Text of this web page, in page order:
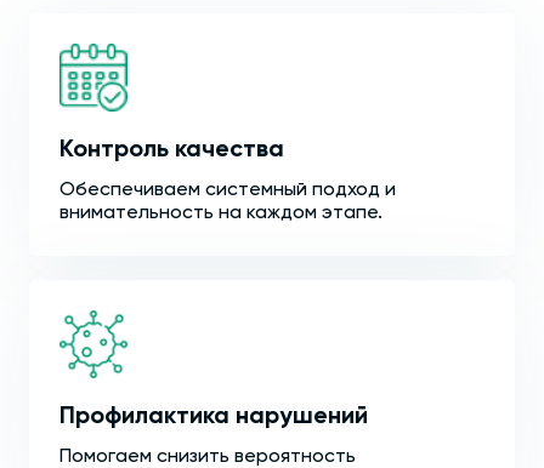
Контроль качества
Обеспечиваем системный подход и
внимательность на каждом этапе.
Профилактика нарушений
Помогаем снизить вероятность